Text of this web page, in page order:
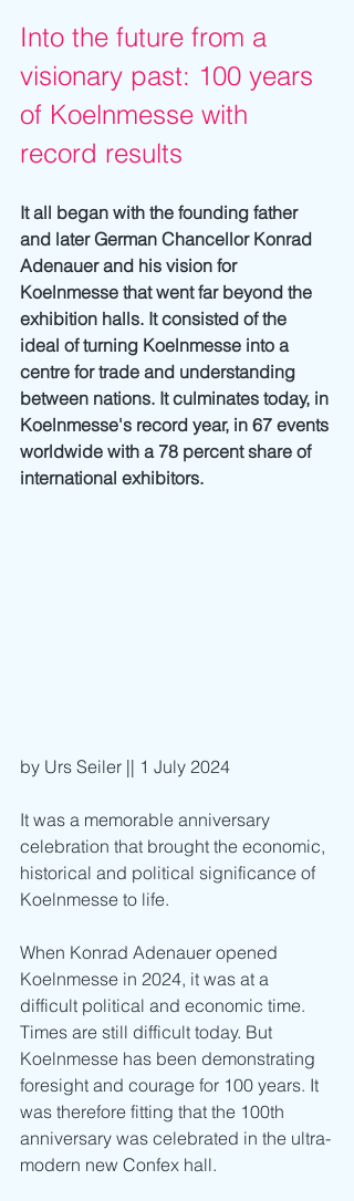
Into the future from a
visionary past: 100 years
of Koelnmesse with
record results
It all began with the founding father
and later German Chancellor Konrad
Adenauer and his vision for
Koelnmesse that went far beyond the
exhibition halls. It consisted of the
ideal of turning Koelnmesse into a
centre for trade and understanding
between nations. It culminates today, in
Koelnmesse's record year, in 67 events
worldwide with a 78 percent share of
international exhibitors.
by Urs Seiler || 1 July 2024
It was a memorable anniversary
celebration that brought the economic,
historical and political significance of
Koelnmesse to life.
When Konrad Adenauer opened
Koelnmesse in 2024, it was at a
difficult political and economic time.
Times are still difficult today. But
Koelnmesse has been demonstrating
foresight and courage for 100 years. It
was therefore fitting that the 100th
anniversary was celebrated in the ultra-
modern new Confex hall.